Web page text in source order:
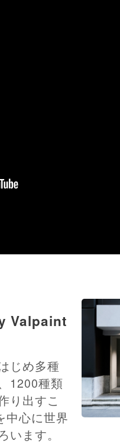
Valpaint
じめ多種
1200種類
り出すこ
中心に世界
います。